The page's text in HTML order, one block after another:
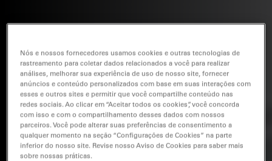
Nós e nossos fornecedores usamos cookies e outras tecnologias de
rastreamento para coletar dados relacionados a você para realizar
análises, melhorar sua experiência de uso de nosso site, fornecer
anúncios e conteúdo personalizados com base em suas interações com
esses e outros sites e permitir que você compartilhe conteúdo nas
redes sociais. Ao clicar em “Aceitar todos os cookies”, você concorda
com isso e com o compartilhamento desses dados com nossos
parceiros. Você pode alterar suas preferências de consentimento a
qualquer momento na seção “Configurações de Cookies” na parte
inferior do nosso site. Revise nosso Aviso de Cookies para saber mais
sobre nossas práticas.